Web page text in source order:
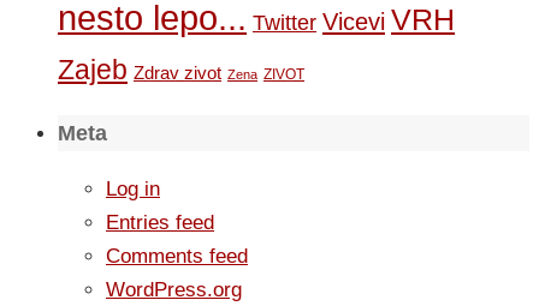
nesto lepo... Twitter Vicevi VRH
Zajeb Zdrav zivot Zena ZIVOT
Meta
Log in
Entries feed
Comments feed
WordPress.org